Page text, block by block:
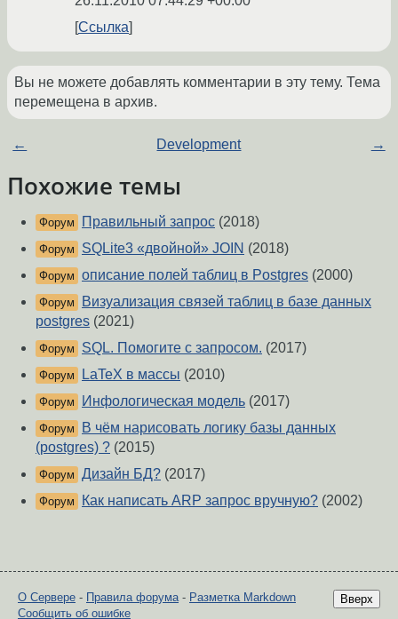
Ссылка
Вы не можете добавлять комментарии в эту тему. Тема
перемещена в архив.
← Development →
Похожие темы
Форум Правильный запрос (2018)
Форум SQLite3 «двойной» JOIN (2018)
Форум описание полей таблиц в Postgres (2000)
Форум
Визуализация связей таблиц в базе данных
postgres (2021)
Форум SQL. Помогите с запросом. (2017)
Форум LaTeX в массы (2010)
Форум Инфологическая модель (2017)
Форум
В чём нарисовать логику базы данных
(postgres) ? (2015)
Форум Дизайн БД? (2017)
Форум Как написать ARP запрос вручную? (2002)
Вверх
О Сервере - Правила форума - Разметка Markdown
Сообщить об ошибке